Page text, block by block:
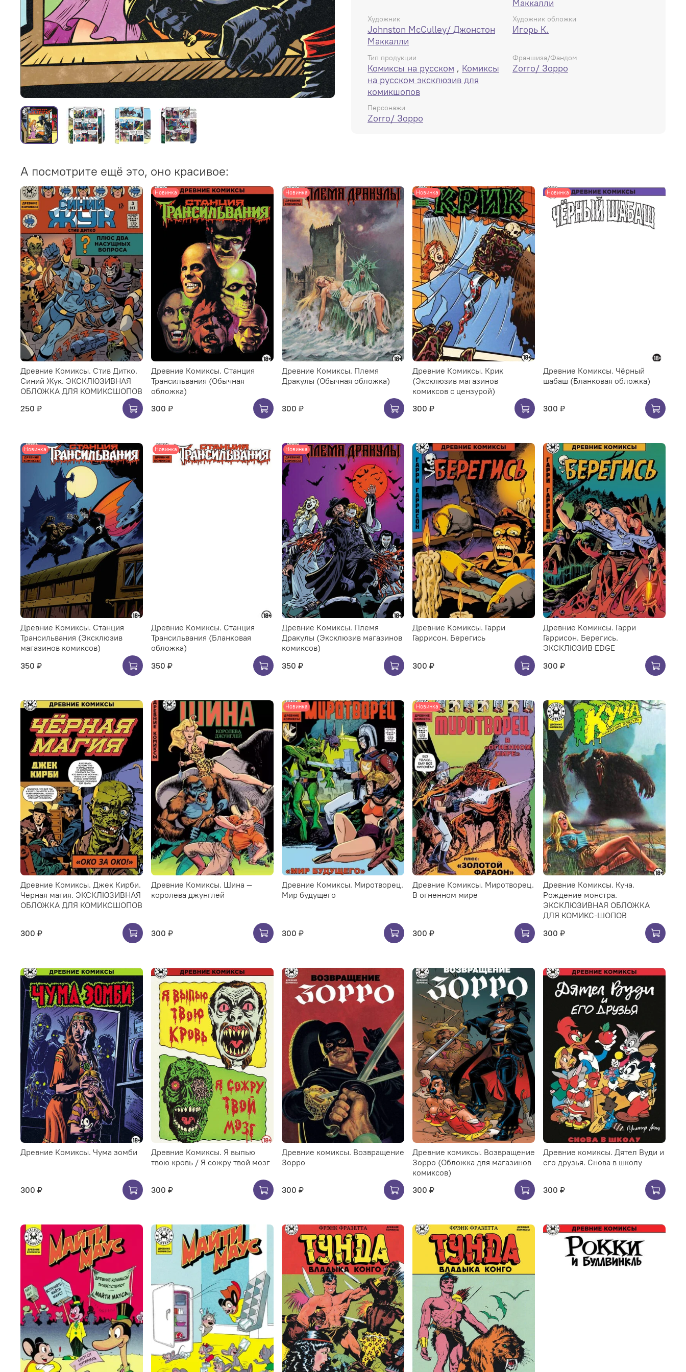
Маккалли
Художник
Johnston McCulley/ Джонстон
Маккалли
Художник обложки
Игорь К.
Тип продукции
Комиксы на русском , Комиксы
на русском эксклюзив для
комикшопов
Франшиза/Фандом
Zorro/ Зорро
Персонажи
Zorro/ Зорро
А посмотрите ещё это, оно красивое:
Древние Комиксы. Стив Дитко.
Синий Жук. ЭКСКЛЮЗИВНАЯ
ОБЛОЖКА ДЛЯ КОМИКСШОПОВ
250 ₽
Новинка
Древние Комиксы. Станция
Трансильвания (Обычная
обложка)
300 ₽
Новинка
Древние Комиксы. Племя
Дракулы (Обычная обложка)
300 ₽
Новинка
Древние Комиксы. Крик
(Эксклюзив магазинов
комиксов с цензурой)
300 ₽
Новинка
Древние Комиксы. Чёрный
шабаш (Бланковая обложка)
300 ₽
Новинка
Древние Комиксы. Станция
Трансильвания (Эксклюзив
магазинов комиксов)
350 ₽
Новинка
Древние Комиксы. Станция
Трансильвания (Бланковая
обложка)
350 ₽
Новинка
Древние Комиксы. Племя
Дракулы (Эксклюзив магазинов
комиксов)
350 ₽
Древние Комиксы. Гарри
Гаррисон. Берегись
300 ₽
Древние Комиксы. Гарри
Гаррисон. Берегись.
ЭКСКЛЮЗИВ EDGE
300 ₽
Древние Комиксы. Джек Кирби.
Черная магия. ЭКСКЛЮЗИВНАЯ
ОБЛОЖКА ДЛЯ КОМИКСШОПОВ
300 ₽
Древние Комиксы. Шина —
королева джунглей
300 ₽
Новинка
Древние Комиксы. Миротворец.
Мир будущего
300 ₽
Новинка
Древние Комиксы. Миротворец.
В огненном мире
300 ₽
Древние Комиксы. Куча.
Рождение монстра.
ЭКСКЛЮЗИВНАЯ ОБЛОЖКА
ДЛЯ КОМИКС-ШОПОВ
300 ₽
Древние Комиксы. Чума зомби
300 ₽
Древние Комиксы. Я выпью
твою кровь / Я сожру твой мозг
300 ₽
Древние комиксы. Возвращение
Зорро
300 ₽
Древние комиксы. Возвращение
Зорро (Обложка для магазинов
комиксов)
300 ₽
Древние комиксы. Дятел Вуди и
его друзья. Снова в школу
300 ₽